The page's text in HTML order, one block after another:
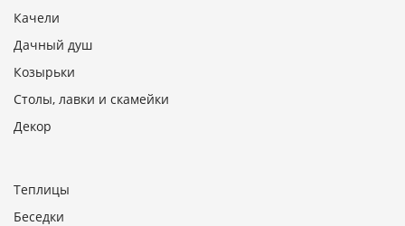
Качели
Дачный душ
Козырьки
Столы, лавки и скамейки
Декор
Теплицы
Беседки